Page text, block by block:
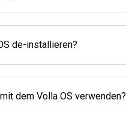
de-installieren?
dem Volla OS verwenden?